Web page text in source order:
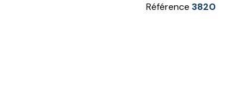
Référence 3820